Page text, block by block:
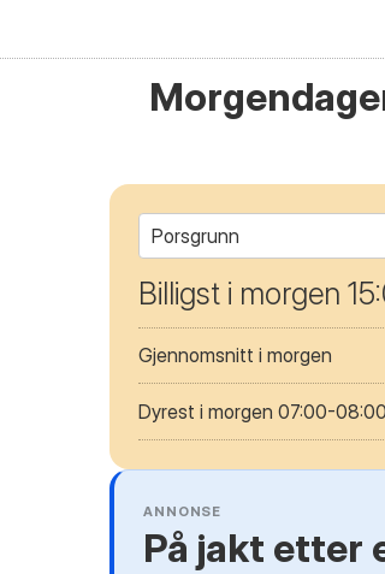
Porsgrunn
Billigst i morgen
Gjennomsnitt i morgen
Dyrest i morgen 07:00-08:00
ANNONSE
På jakt etter